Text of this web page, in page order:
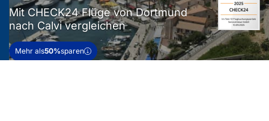
Mit CHECK24 Flüge von Dortmund
nach Calvi vergleichen
Mehr als50%sparen